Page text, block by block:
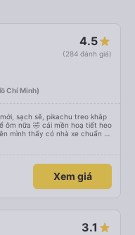
4.5
(284 đánh giá)
Chí Minh)
sạch sẽ, pikachu treo khắp
ôm nữa 🤣 cái mền hoạ tiết heo
mình thấy có nhà xe chuẩn bị
còn được nv dẫn tới tận nơi để
Xem giá
3.1